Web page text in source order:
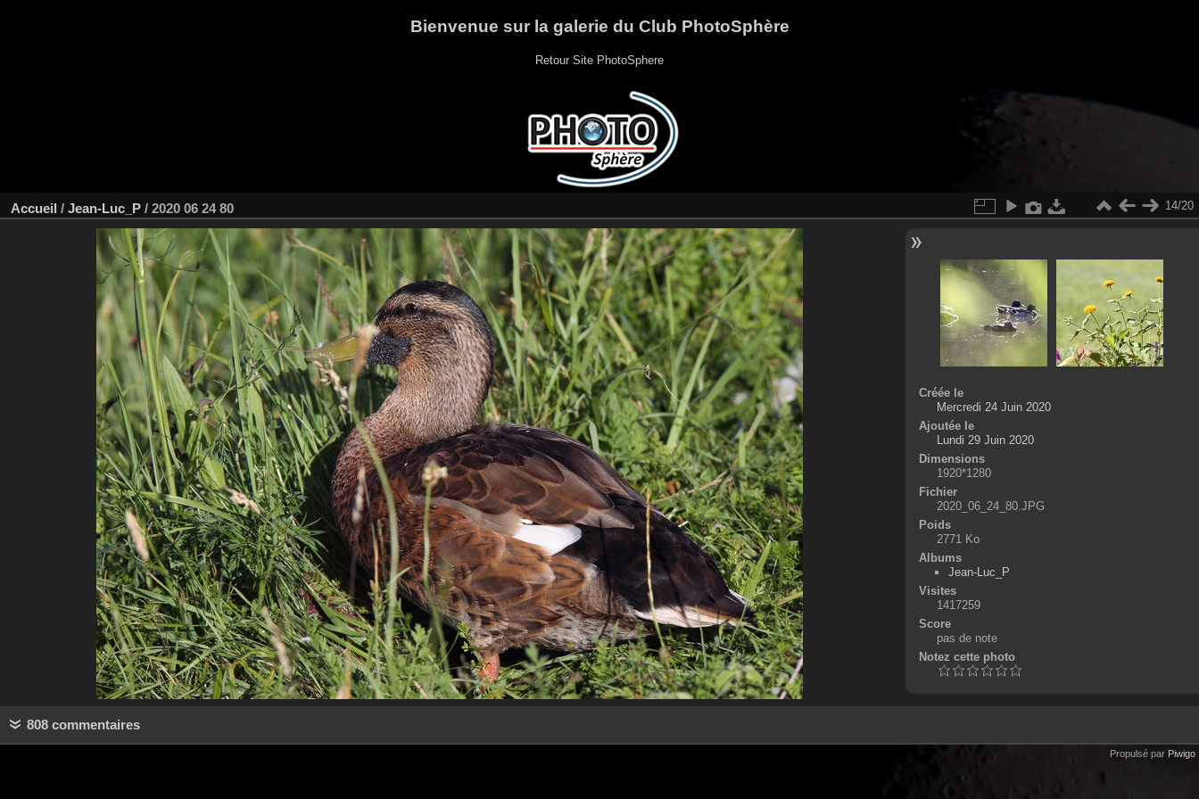
Bienvenue sur la galerie du Club PhotoSphère
Retour Site PhotoSphere
Accueil / Jean-Luc_P / 2020 06 24 80 14/20
Créée le
Mercredi 24 Juin 2020
Ajoutée le
Lundi 29 Juin 2020
Dimensions
1920*1280
Fichier
2020_06_24_80.JPG
Poids
2771 Ko
Albums
Jean-Luc_P
Visites
1417259
Score
pas de note
Notez cette photo
808 commentaires
Propulsé par Piwigo